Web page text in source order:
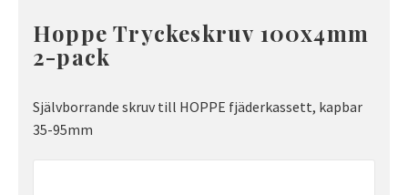
Hoppe Tryckeskruv 100x4mm
2-pack
Självborrande skruv till HOPPE fjäderkassett, kapbar
35-95mm